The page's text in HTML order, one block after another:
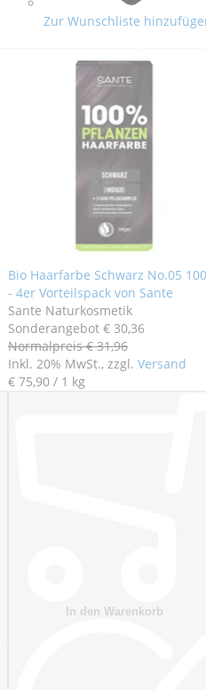
Zur Wunschliste
Bio Haarfarbe Schwarz No.05
- 4er Vorteilspack von Sante
Sante Naturkosmetik
Sonderangebot € 30,36
Normalpreis € 31,96
Inkl. 20% MwSt., zzgl. Versand
€ 75,90 / 1 kg
In den Warenkorb